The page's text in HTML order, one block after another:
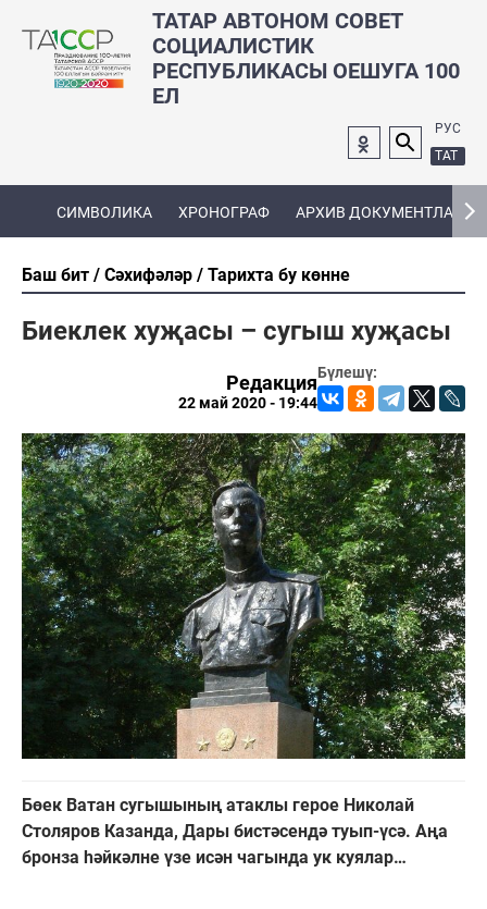
ТАТАР АВТОНОМ СОВЕТ
СОЦИАЛИСТИК
РЕСПУБЛИКАСЫ ОЕШУГА 100
ЕЛ
РУС
ТАТ
СИМВОЛИКА ХРОНОГРАФ АРХИВ ДОКУМЕНТЛАРЫ
Баш бит Сәхифәләр Тарихта бу көнне
Биеклек хуҗасы – сугыш хуҗасы
Бүлешү:
Редакция
22 май 2020 - 19:44
Бөек Ватан сугышының атаклы герое Николай
Столяров Казанда, Дары бистәсендә туып-үсә. Аңа
бронза һәйкәлне үзе исән чагында ук куялар…